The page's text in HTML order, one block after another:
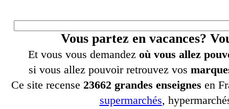
Vous partez en vacances?
Et vous vous demandez où vous allez
si vous allez pouvoir retrouvez vos
Ce site recense 23662 grandes enseignes en
supermarchés,